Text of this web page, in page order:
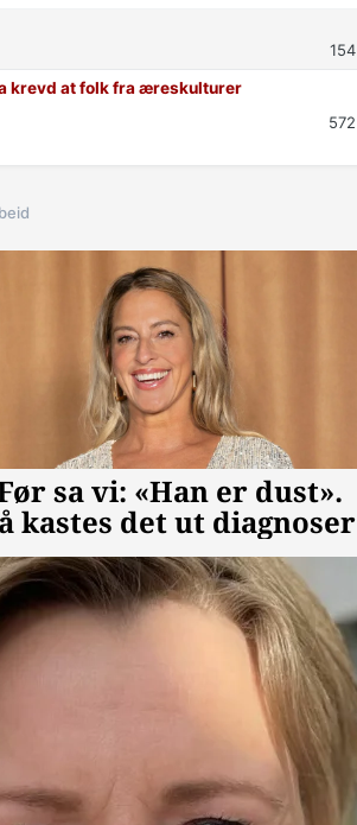
154
krevd at folk fra æreskulturer
572